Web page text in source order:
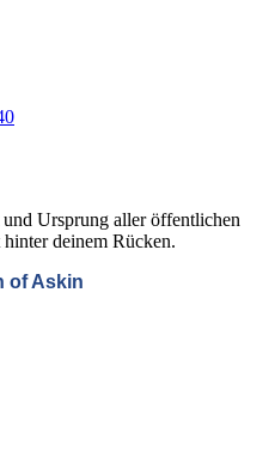
Ursprung aller öffentlichen
deinem Rücken.
of Askin